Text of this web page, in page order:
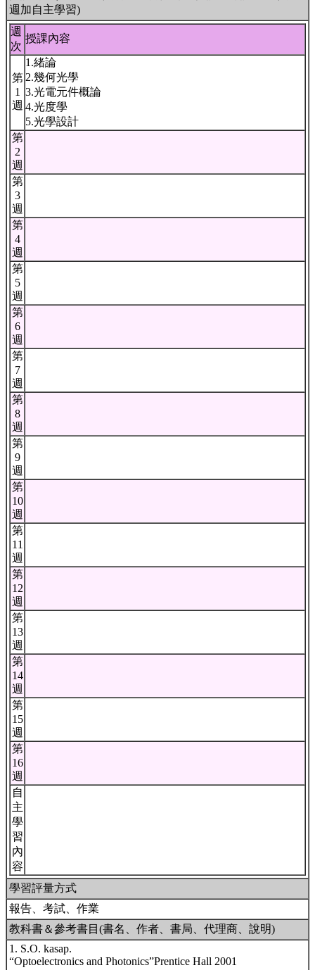
週加自主學習)
週
次
授課內容
第
1
週
1.緒論
2.幾何光學
3.光電元件概論
4.光度學
5.光學設計
第
2
週
第
3
週
第
4
週
第
5
週
第
6
週
第
7
週
第
8
週
第
9
週
第
10
週
第
11
週
第
12
週
第
13
週
第
14
週
第
15
週
第
16
週
自
主
學
習
內
容
學習評量方式
報告、考試、作業
教科書＆參考書目(書名、作者、書局、代理商、說明)
1. S.O. kasap.
“Optoelectronics and Photonics”Prentice Hall 2001